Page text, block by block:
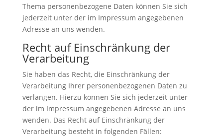
Thema personenbezogene Daten können Sie sich
jederzeit unter der im Impressum angegebenen
Adresse an uns wenden.
Recht auf Einschränkung der
Verarbeitung
Sie haben das Recht, die Einschränkung der
Verarbeitung Ihrer personenbezogenen Daten zu
verlangen. Hierzu können Sie sich jederzeit unter
der im Impressum angegebenen Adresse an uns
wenden. Das Recht auf Einschränkung der
Verarbeitung besteht in folgenden Fällen: